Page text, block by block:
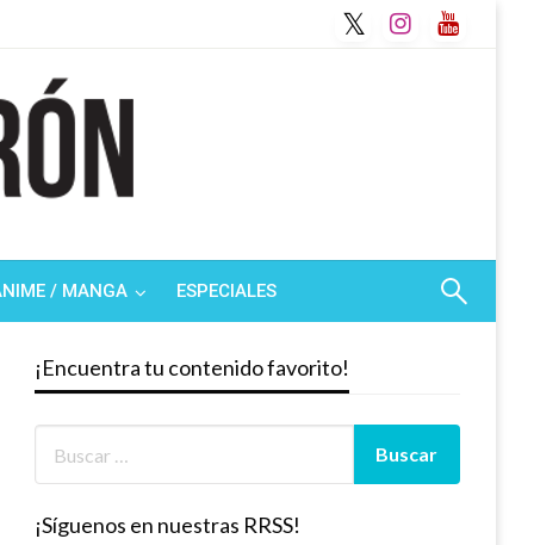
/ MANGA ESPECIALES
¡Encuentra tu contenido favorito!
¡Síguenos en nuestras RRSS!